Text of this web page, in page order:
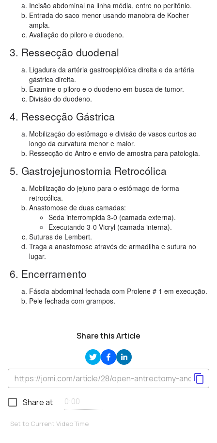
Incisão abdominal na linha média, entre no peritônio.
Entrada do saco menor usando manobra de Kocher
ampla.
Avaliação do piloro e duodeno.
3. Ressecção duodenal
Ligadura da artéria gastroepiplóica direita e da artéria
gástrica direita.
Examine o piloro e o duodeno em busca de tumor.
Divisão do duodeno.
4. Ressecção Gástrica
Mobilização do estômago e divisão de vasos curtos ao
longo da curvatura menor e maior.
Ressecção do Antro e envio de amostra para patologia.
5. Gastrojejunostomia Retrocólica
Mobilização do jejuno para o estômago de forma
retrocólica.
Anastomose de duas camadas:
Seda interrompida 3-0 (camada externa).
Executando 3-0 Vicryl (camada interna).
Suturas de Lembert.
Traga a anastomose através de armadilha e sutura no
lugar.
6. Encerramento
Fáscia abdominal fechada com Prolene # 1 em execução.
Pele fechada com grampos.
Share this Article
Share at
Set to Current Video Time